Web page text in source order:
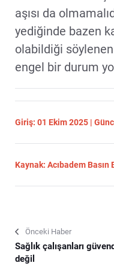
aşısı da
yediğinde bazen
olabildiği
engel bir durum
Giriş: 01 Ekim 2025 |
Kaynak: Acıbadem Basın
Önceki Haber
Sağlık çalışanları
değil